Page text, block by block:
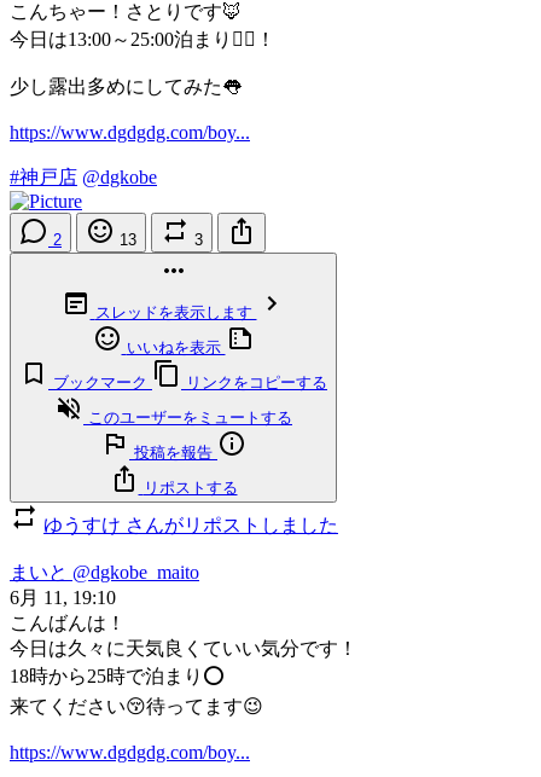
こんちゃー！さとりです🦊
今日は13:00～25:00泊まり🙆‍♀️！
少し露出多めにしてみた👅
https://www.dgdgdg.com/boy...
#神戸店 @dgkobe
2 13 3
スレッドを表示します
いいねを表示
ブックマーク
リンクをコピーする
このユーザーをミュートする
投稿を報告
リポストする
ゆうすけ さんがリポストしました
まいと @dgkobe_maito
6月 11, 19:10
こんばんは！
今日は久々に天気良くていい気分です！
18時から25時で泊まり⭕️
来てください😚待ってます😉
https://www.dgdgdg.com/boy...